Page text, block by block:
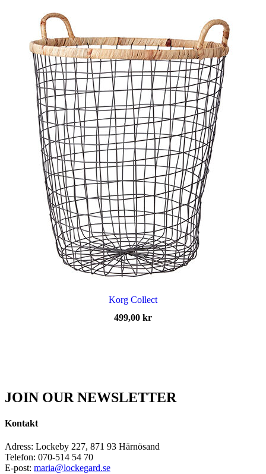
Korg Collect
499,00 kr
JOIN OUR NEWSLETTER
Kontakt
Adress: Lockeby 227, 871 93 Härnösand
Telefon: 070-514 54 70
E-post: maria@lockegard.se